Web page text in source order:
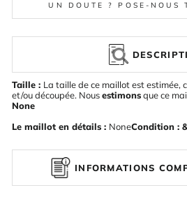
UN DOUTE ? POSE-NOUS
Taille : La taille de ce maillot est estimée,
et/ou découpée. Nousestimonsque ce
None
Le maillot en détails : NoneCondition :
INFORMATIONS